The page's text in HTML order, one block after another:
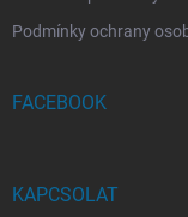
Podmínky ochrany
FACEBOOK
KAPCSOLAT